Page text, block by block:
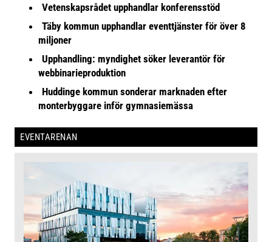
Vetenskapsrådet upphandlar konferensstöd
Täby kommun upphandlar eventtjänster för över 8
miljoner
Upphandling: myndighet söker leverantör för
webbinarieproduktion
Huddinge kommun sonderar marknaden efter
monterbyggare inför gymnasiemässa
EVENTARENAN